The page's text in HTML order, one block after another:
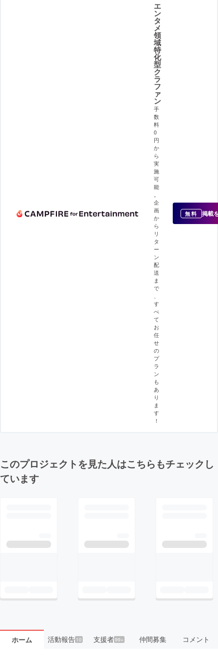
エ
ン
タ
メ
領
域
特
化
型
ク
ラ
フ
ァ
ン
手
数
料
0
円
か
ら
実
施
可
能
。
企
画
か
ら
リ
タ
ー
ン
配
送
ま
で
、
す
べ
て
お
任
せ
の
プ
ラ
ン
も
あ
り
ま
す
！
無料 掲載
このプロジェクトを見た人はこちらもチェックし
ています
ホーム 活動報告10 支援者99+ 仲間募集 コメント